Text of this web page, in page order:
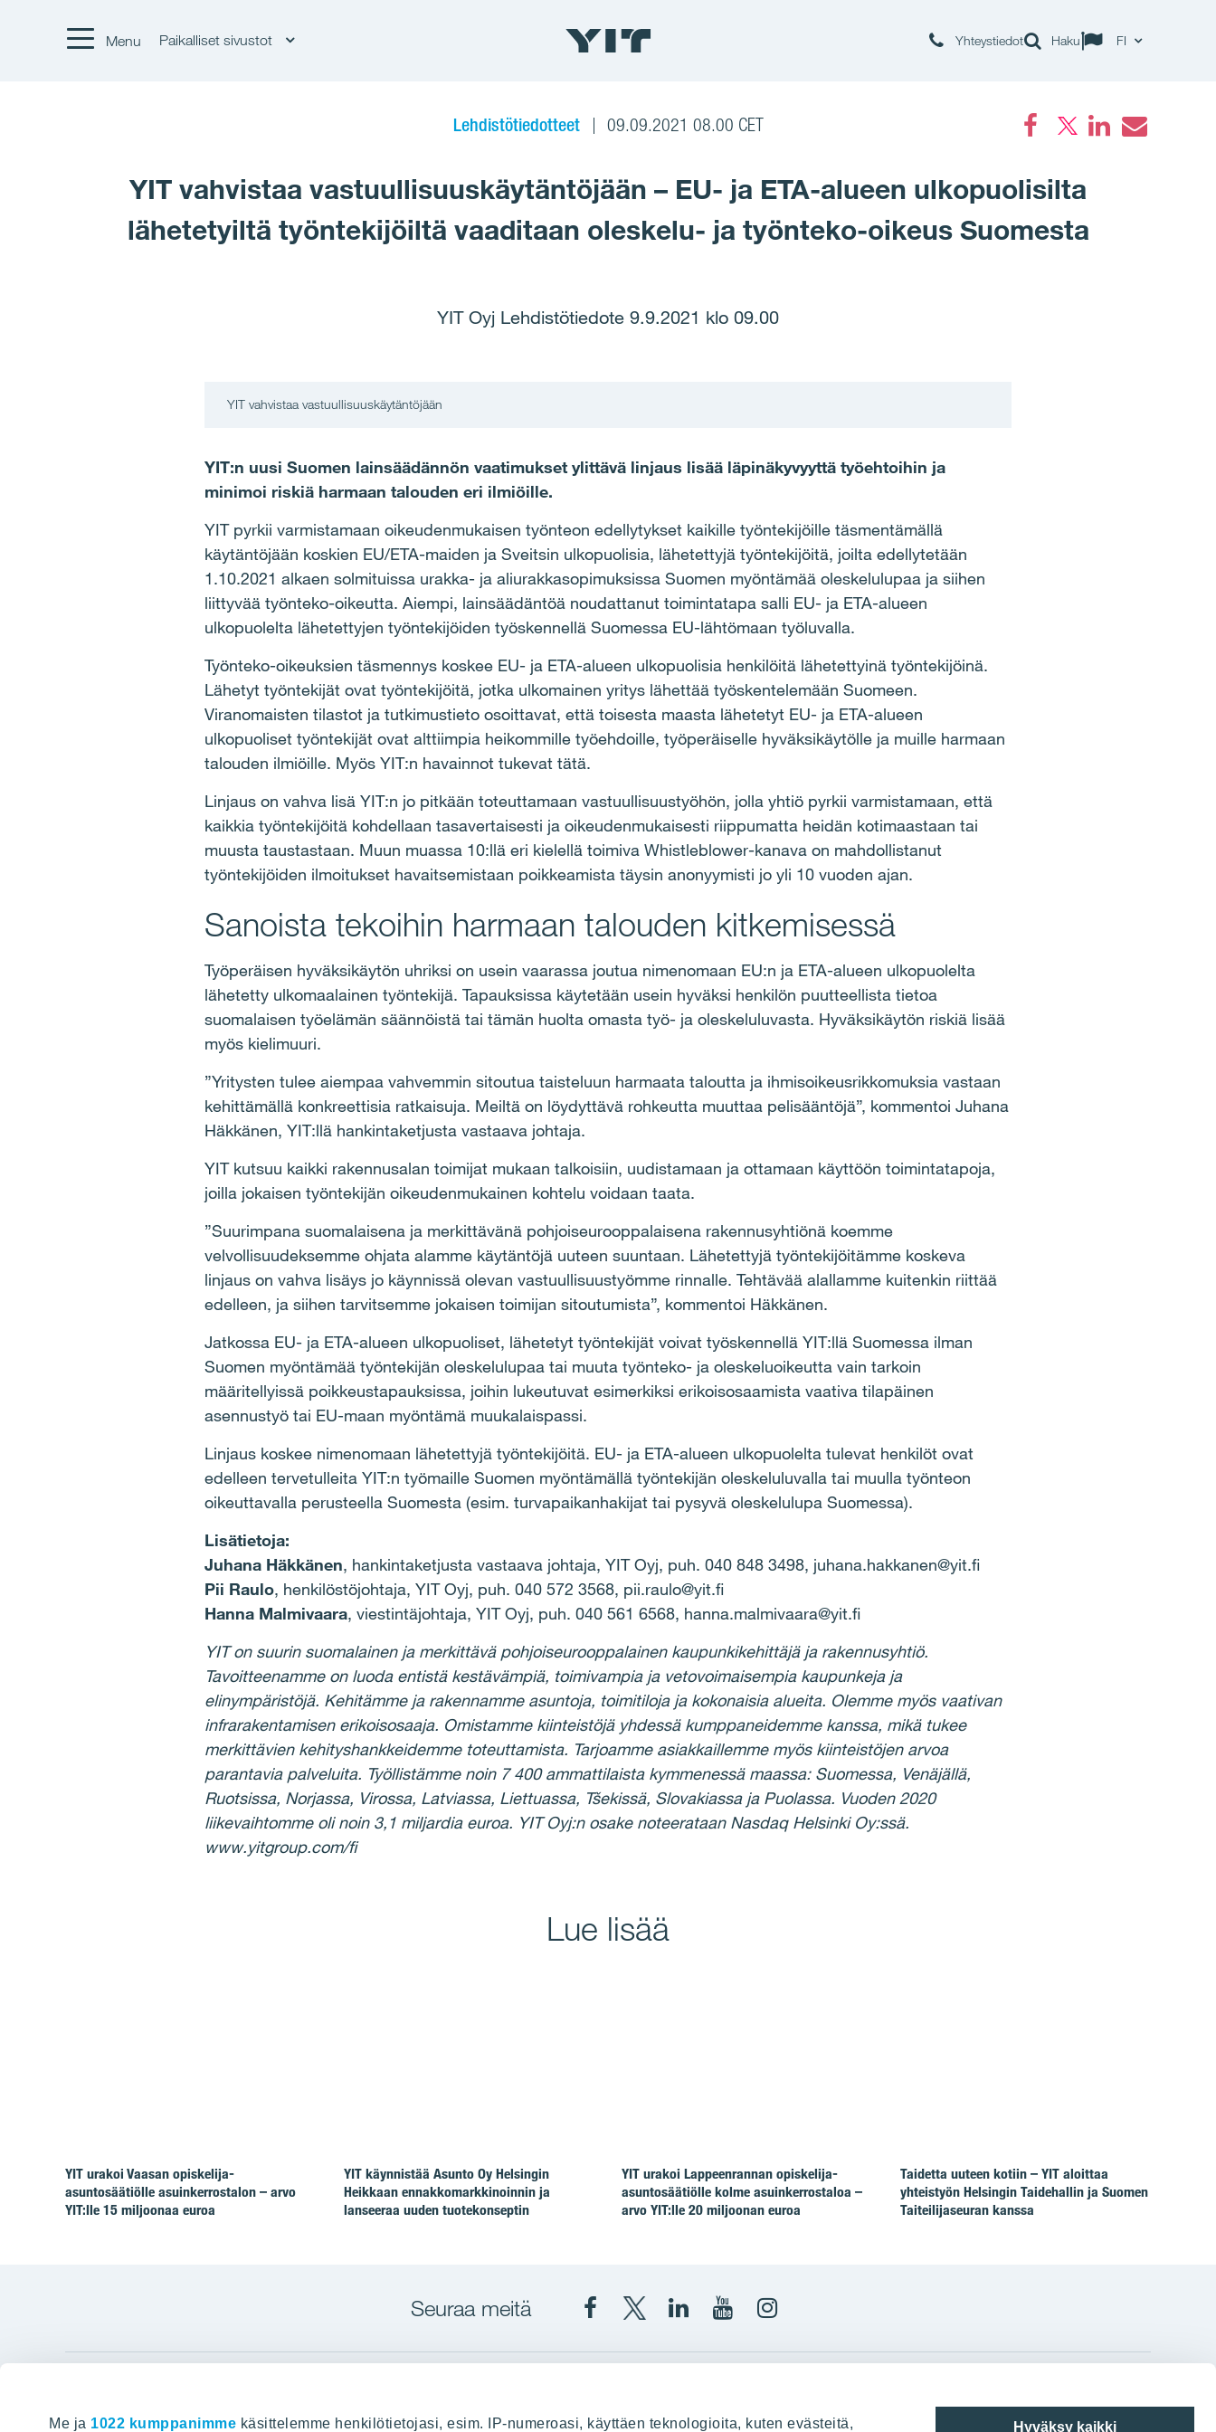
Me ja 1022 kumppanimme käsittelemme henkilötietojasi, esim. IP-numeroasi, käyttäen teknologioita, kuten evästeitä, Hyväksy kaikki
Menu Paikalliset sivustot Yhteystiedot Haku FI
Lehdistötiedotteet 09.09.2021 08.00 CET
YIT vahvistaa vastuullisuuskäytäntöjään – EU- ja ETA-alueen ulkopuolisilta
lähetetyiltä työntekijöiltä vaaditaan oleskelu- ja työnteko-oikeus Suomesta
YIT Oyj Lehdistötiedote 9.9.2021 klo 09.00
YIT vahvistaa vastuullisuuskäytäntöjään
YIT:n uusi Suomen lainsäädännön vaatimukset ylittävä linjaus lisää läpinäkyvyyttä työehtoihin ja
minimoi riskiä harmaan talouden eri ilmiöille.
YIT pyrkii varmistamaan oikeudenmukaisen työnteon edellytykset kaikille työntekijöille täsmentämällä
käytäntöjään koskien EU/ETA-maiden ja Sveitsin ulkopuolisia, lähetettyjä työntekijöitä, joilta edellytetään
1.10.2021 alkaen solmituissa urakka- ja aliurakkasopimuksissa Suomen myöntämää oleskelulupaa ja siihen
liittyvää työnteko-oikeutta. Aiempi, lainsäädäntöä noudattanut toimintatapa salli EU- ja ETA-alueen
ulkopuolelta lähetettyjen työntekijöiden työskennellä Suomessa EU-lähtömaan työluvalla.
Työnteko-oikeuksien täsmennys koskee EU- ja ETA-alueen ulkopuolisia henkilöitä lähetettyinä työntekijöinä.
Lähetyt työntekijät ovat työntekijöitä, jotka ulkomainen yritys lähettää työskentelemään Suomeen.
Viranomaisten tilastot ja tutkimustieto osoittavat, että toisesta maasta lähetetyt EU- ja ETA-alueen
ulkopuoliset työntekijät ovat alttiimpia heikommille työehdoille, työperäiselle hyväksikäytölle ja muille harmaan
talouden ilmiöille. Myös YIT:n havainnot tukevat tätä.
Linjaus on vahva lisä YIT:n jo pitkään toteuttamaan vastuullisuustyöhön, jolla yhtiö pyrkii varmistamaan, että
kaikkia työntekijöitä kohdellaan tasavertaisesti ja oikeudenmukaisesti riippumatta heidän kotimaastaan tai
muusta taustastaan. Muun muassa 10:llä eri kielellä toimiva Whistleblower-kanava on mahdollistanut
työntekijöiden ilmoitukset havaitsemistaan poikkeamista täysin anonyymisti jo yli 10 vuoden ajan.
Sanoista tekoihin harmaan talouden kitkemisessä
Työperäisen hyväksikäytön uhriksi on usein vaarassa joutua nimenomaan EU:n ja ETA-alueen ulkopuolelta
lähetetty ulkomaalainen työntekijä. Tapauksissa käytetään usein hyväksi henkilön puutteellista tietoa
suomalaisen työelämän säännöistä tai tämän huolta omasta työ- ja oleskeluluvasta. Hyväksikäytön riskiä lisää
myös kielimuuri.
”Yritysten tulee aiempaa vahvemmin sitoutua taisteluun harmaata taloutta ja ihmisoikeusrikkomuksia vastaan
kehittämällä konkreettisia ratkaisuja. Meiltä on löydyttävä rohkeutta muuttaa pelisääntöjä”, kommentoi Juhana
Häkkänen, YIT:llä hankintaketjusta vastaava johtaja.
YIT kutsuu kaikki rakennusalan toimijat mukaan talkoisiin, uudistamaan ja ottamaan käyttöön toimintatapoja,
joilla jokaisen työntekijän oikeudenmukainen kohtelu voidaan taata.
”Suurimpana suomalaisena ja merkittävänä pohjoiseurooppalaisena rakennusyhtiönä koemme
velvollisuudeksemme ohjata alamme käytäntöjä uuteen suuntaan. Lähetettyjä työntekijöitämme koskeva
linjaus on vahva lisäys jo käynnissä olevan vastuullisuustyömme rinnalle. Tehtävää alallamme kuitenkin riittää
edelleen, ja siihen tarvitsemme jokaisen toimijan sitoutumista”, kommentoi Häkkänen.
Jatkossa EU- ja ETA-alueen ulkopuoliset, lähetetyt työntekijät voivat työskennellä YIT:llä Suomessa ilman
Suomen myöntämää työntekijän oleskelulupaa tai muuta työnteko- ja oleskeluoikeutta vain tarkoin
määritellyissä poikkeustapauksissa, joihin lukeutuvat esimerkiksi erikoisosaamista vaativa tilapäinen
asennustyö tai EU-maan myöntämä muukalaispassi.
Linjaus koskee nimenomaan lähetettyjä työntekijöitä. EU- ja ETA-alueen ulkopuolelta tulevat henkilöt ovat
edelleen tervetulleita YIT:n työmaille Suomen myöntämällä työntekijän oleskeluluvalla tai muulla työnteon
oikeuttavalla perusteella Suomesta (esim. turvapaikanhakijat tai pysyvä oleskelulupa Suomessa).
Lisätietoja:
Juhana Häkkänen, hankintaketjusta vastaava johtaja, YIT Oyj, puh. 040 848 3498, juhana.hakkanen@yit.fi
Pii Raulo, henkilöstöjohtaja, YIT Oyj, puh. 040 572 3568, pii.raulo@yit.fi
Hanna Malmivaara, viestintäjohtaja, YIT Oyj, puh. 040 561 6568, hanna.malmivaara@yit.fi
YIT on suurin suomalainen ja merkittävä pohjoiseurooppalainen kaupunkikehittäjä ja rakennusyhtiö.
Tavoitteenamme on luoda entistä kestävämpiä, toimivampia ja vetovoimaisempia kaupunkeja ja
elinympäristöjä. Kehitämme ja rakennamme asuntoja, toimitiloja ja kokonaisia alueita. Olemme myös vaativan
infrarakentamisen erikoisosaaja. Omistamme kiinteistöjä yhdessä kumppaneidemme kanssa, mikä tukee
merkittävien kehityshankkeidemme toteuttamista. Tarjoamme asiakkaillemme myös kiinteistöjen arvoa
parantavia palveluita. Työllistämme noin 7 400 ammattilaista kymmenessä maassa: Suomessa, Venäjällä,
Ruotsissa, Norjassa, Virossa, Latviassa, Liettuassa, Tšekissä, Slovakiassa ja Puolassa. Vuoden 2020
liikevaihtomme oli noin 3,1 miljardia euroa. YIT Oyj:n osake noteerataan Nasdaq Helsinki Oy:ssä.
www.yitgroup.com/fi
Lue lisää
YIT urakoi Vaasan opiskelija-
asuntosäätiölle asuinkerrostalon – arvo
YIT:lle 15 miljoonaa euroa
YIT käynnistää Asunto Oy Helsingin
Heikkaan ennakkomarkkinoinnin ja
lanseeraa uuden tuotekonseptin
YIT urakoi Lappeenrannan opiskelija-
asuntosäätiölle kolme asuinkerrostaloa –
arvo YIT:lle 20 miljoonan euroa
Taidetta uuteen kotiin – YIT aloittaa
yhteistyön Helsingin Taidehallin ja Suomen
Taiteilijaseuran kanssa
Seuraa meitä
YITYITCorporation
Corporation
YIT